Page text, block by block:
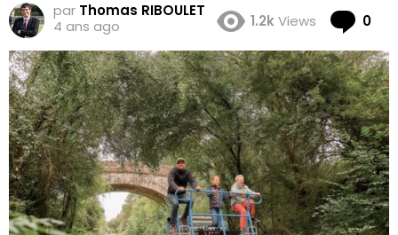
par Thomas RIBOULET
4 ans ago
1.2kViews 0